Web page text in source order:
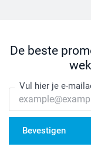
De beste
Vul hier je e-
Bevestigen